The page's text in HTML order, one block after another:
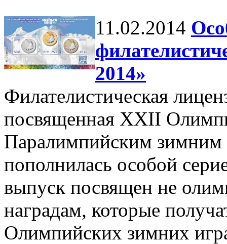
11.02.2014
2014»
Филателистическая
посвященная XXII
Паралимпийским зимним
пополнилась особой
выпуск посвящен не
наградам, которые
Олимпийских зимних